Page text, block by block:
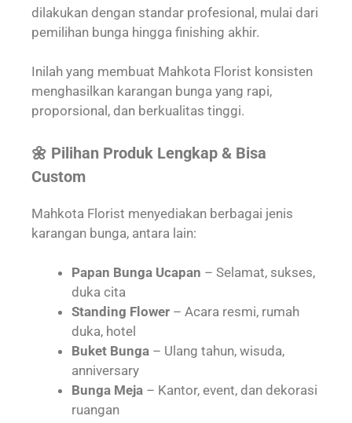
dilakukan dengan standar profesional, mulai dari
pemilihan bunga hingga finishing akhir.
Inilah yang membuat Mahkota Florist konsisten
menghasilkan karangan bunga yang rapi,
proporsional, dan berkualitas tinggi.
🌼 Pilihan Produk Lengkap & Bisa
Custom
Mahkota Florist menyediakan berbagai jenis
karangan bunga, antara lain:
Papan Bunga Ucapan – Selamat, sukses,
duka cita
Standing Flower – Acara resmi, rumah
duka, hotel
Buket Bunga – Ulang tahun, wisuda,
anniversary
Bunga Meja – Kantor, event, dan dekorasi
ruangan